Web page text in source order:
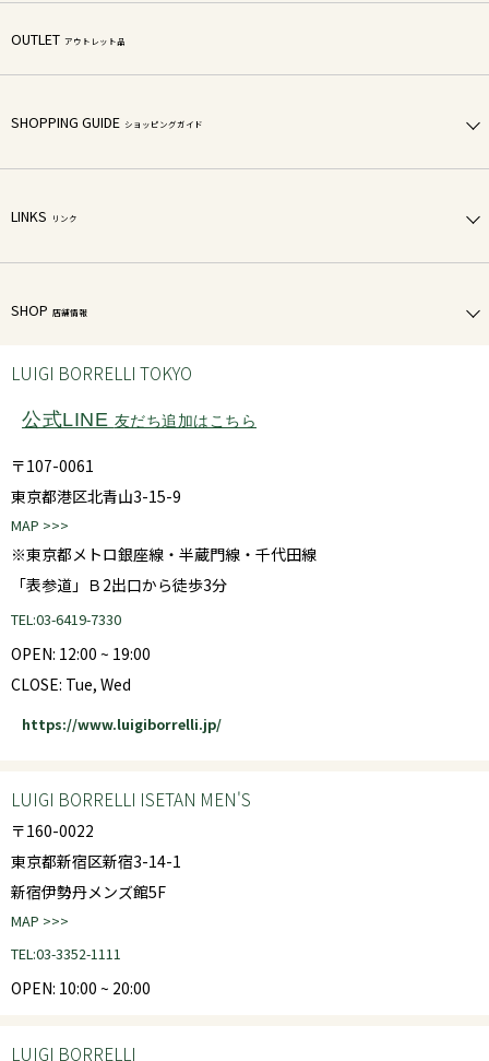
OUTLET アウトレット品
SHOPPING GUIDE ショッピングガイド
LINKS リンク
SHOP 店舗情報
LUIGI BORRELLI TOKYO
公式LINE 友だち追加はこちら
〒107-0061
東京都港区北青山3-15-9
MAP >>>
※東京都メトロ銀座線・半蔵門線・千代田線
「表参道」Ｂ2出口から徒歩3分
TEL:03-6419-7330
OPEN: 12:00 ~ 19:00
CLOSE: Tue, Wed
https://www.luigiborrelli.jp/
LUIGI BORRELLI ISETAN MEN'S
〒160-0022
東京都新宿区新宿3-14-1
新宿伊勢丹メンズ館5F
MAP >>>
TEL:03-3352-1111
OPEN: 10:00 ~ 20:00
LUIGI BORRELLI